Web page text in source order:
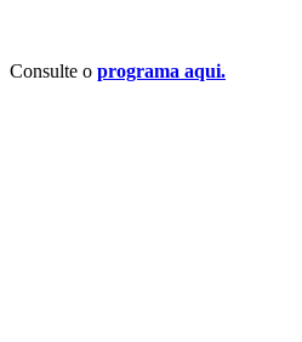
Consulte o programa aqui.